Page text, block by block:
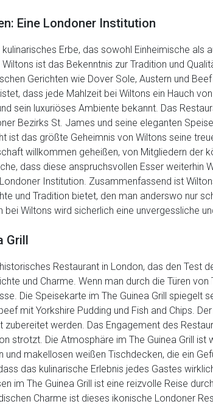
Eine Londoner Institution
Erbe, das sowohl Einheimische als
ist das Bekenntnis zur Tradition und
Gerichten wie Dover Sole, Austern und
dass jede Mahlzeit bei Wiltons ein Hauch
sein luxuriöses Ambiente bekannt. Das
Bezirks St. James und seine eleganten
ist das größte Geheimnis von Wiltons seine
willkommen geheißen, von Mitgliedern der
dass diese anspruchsvollen Esser weiterhin
Institution. Zusammenfassend ist
und Tradition bietet, den man anderswo nur
Wiltons wird sicherlich eine unvergessliche
Grill
Restaurant in London, das den Test
und Charme. Wenn man durch die Türen
Die Speisekarte im The Guinea Grill spiegelt
mit Yorkshire Pudding und Fish and Chips.
werden. Das Engagement des
strotzt. Die Atmosphäre im The Guinea Grill ist
makellosen weißen Tischdecken, die ein
das kulinarische Erlebnis jedes Gastes
im The Guinea Grill ist eine reizvolle Reise
Charme ist dieses ikonische Londoner